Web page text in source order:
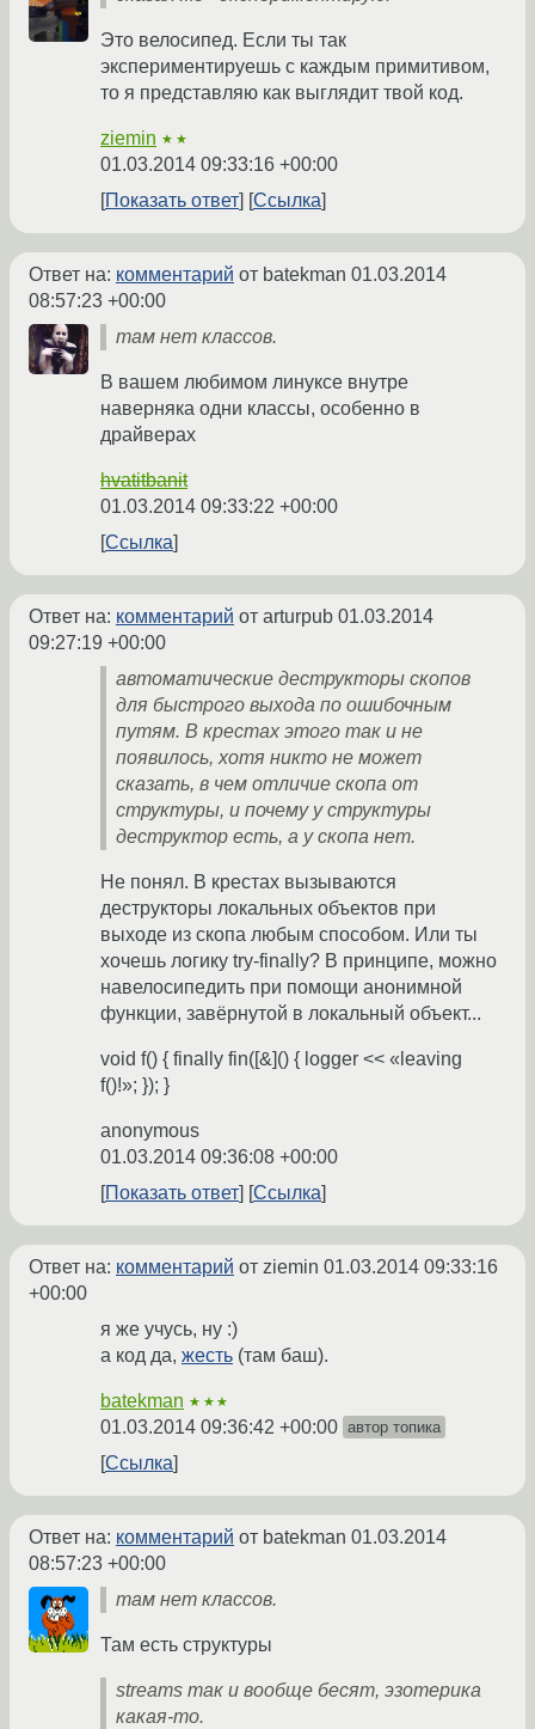
Это велосипед. Если ты так
экспериментируешь с каждым примитивом,
то я представляю как выглядит твой код.
ziemin ★★
01.03.2014 09:33:16 +00:00
Показать ответ
Ссылка
Ответ на: комментарий от batekman 01.03.2014
08:57:23 +00:00
там нет классов.
В вашем любимом линуксе внутре
наверняка одни классы, особенно в
драйверах
hvatitbanit
01.03.2014 09:33:22 +00:00
Ссылка
Ответ на: комментарий от arturpub 01.03.2014
09:27:19 +00:00
автоматические деструкторы скопов
для быстрого выхода по ошибочным
путям. В крестах этого так и не
появилось, хотя никто не может
сказать, в чем отличие скопа от
структуры, и почему у структуры
деструктор есть, а у скопа нет.
Не понял. В крестах вызываются
деструкторы локальных объектов при
выходе из скопа любым способом. Или ты
хочешь логику try-finally? В принципе, можно
навелосипедить при помощи анонимной
функции, завёрнутой в локальный объект...
void f() { finally fin([&]() { logger << «leaving
f()!»; }); }
anonymous
01.03.2014 09:36:08 +00:00
Показать ответ
Ссылка
Ответ на: комментарий от ziemin 01.03.2014 09:33:16
+00:00
я же учусь, ну :)
а код да, жесть (там баш).
batekman ★★★
01.03.2014 09:36:42 +00:00 автор топика
Ссылка
Ответ на: комментарий от batekman 01.03.2014
08:57:23 +00:00
там нет классов.
Там есть структуры
streams так и вообще бесят, эзотерика
какая-то.